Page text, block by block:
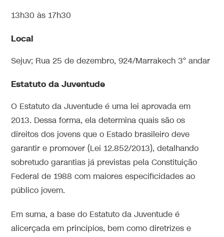
13h30 às 17h30
Local
Sejuv; Rua 25 de dezembro, 924/Marrakech 3° andar
Estatuto da Juventude
O Estatuto da Juventude é uma lei aprovada em
2013. Dessa forma, ela determina quais são os
direitos dos jovens que o Estado brasileiro deve
garantir e promover (Lei 12.852/2013), detalhando
sobretudo garantias já previstas pela Constituição
Federal de 1988 com maiores especificidades ao
público jovem.
Em suma, a base do Estatuto da Juventude é
alicerçada em princípios, bem como diretrizes e